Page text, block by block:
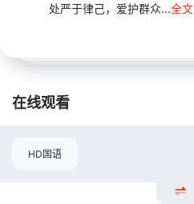
处严于律己，爱护群众...全文
在线观看
HD国语